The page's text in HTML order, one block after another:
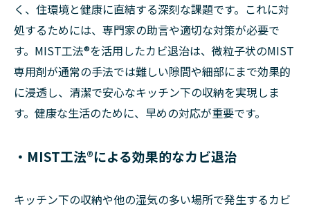
く、住環境と健康に直結する深刻な課題です。これに対
処するためには、専門家の助言や適切な対策が必要で
す。MIST工法®を活用したカビ退治は、微粒子状のMIST
専用剤が通常の手法では難しい隙間や細部にまで効果的
に浸透し、清潔で安心なキッチン下の収納を実現しま
す。健康な生活のために、早めの対応が重要です。
・MIST工法®による効果的なカビ退治
キッチン下の収納や他の湿気の多い場所で発生するカビ